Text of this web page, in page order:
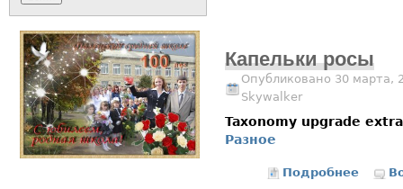
Капельки росы
Опубликовано 30 марта,
Skywalker
Taxonomy upgrade
Разное
Подробнее о